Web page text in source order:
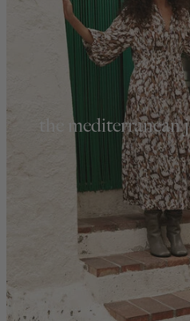
the mediterranean